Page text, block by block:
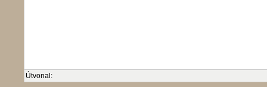
Útvonal: